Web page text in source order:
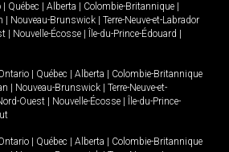
Québec Alberta Colombie-Britannique
Nouveau-Brunswick
Terre-Neuve-et-Labrador
Nouvelle-Écosse Île-du-Prince-Édouard
Québec Alberta
Colombie-Britannique
Nouveau-Brunswick
Terre-Neuve-et-
Ouest Nouvelle-Écosse
Île-du-Prince-
Québec Alberta
Colombie-Britannique